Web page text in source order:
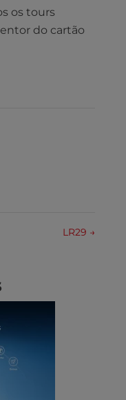
os tours
do cartão
LR29 →